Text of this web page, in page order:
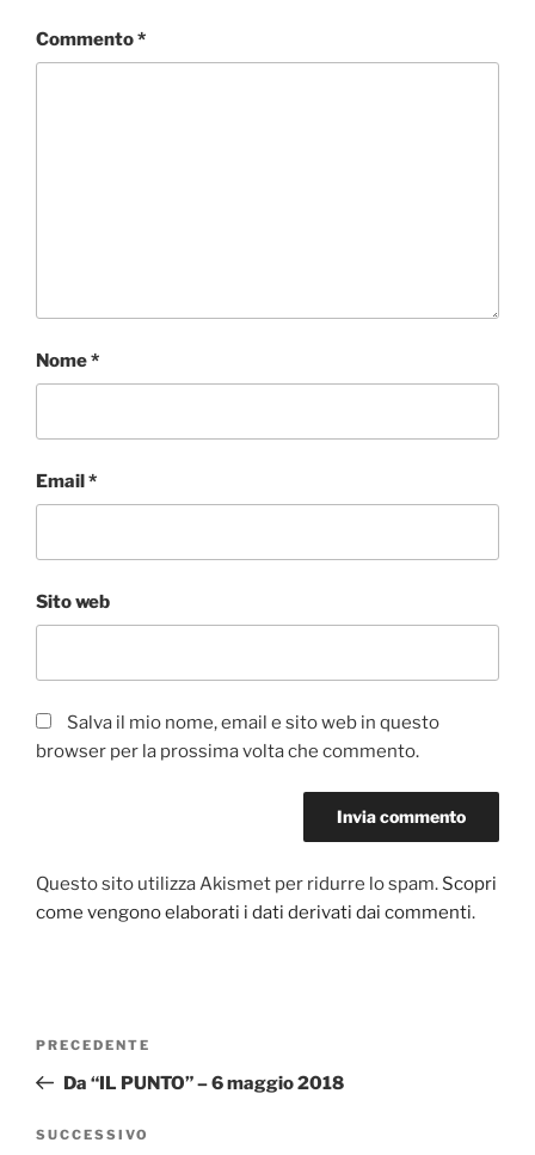
Commento*
Nome*
Email*
Sito web
Salva il mio nome, email e sito web in questo
browser per la prossima volta che commento.
Questo sito utilizza Akismet per ridurre lo spam. Scopri
come vengono elaborati i dati derivati dai commenti.
Navigazione
Articolo
precedente:
PRECEDENTE
Da “IL PUNTO” – 6 maggio 2018
Articolo
SUCCESSIVO